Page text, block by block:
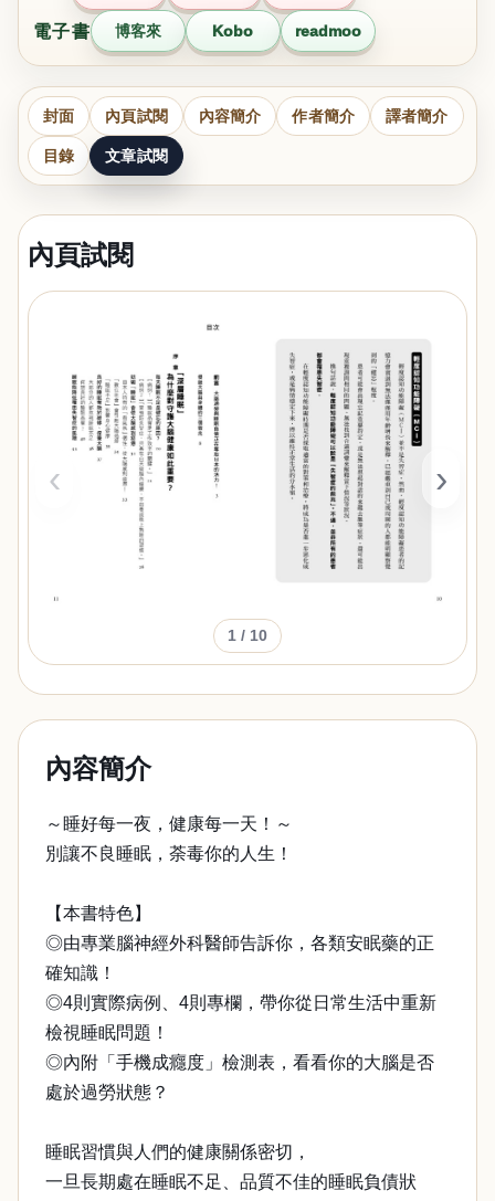
電子書 博客來 Kobo readmoo
封面 內頁試閱 內容簡介 作者簡介 譯者簡介
目錄 文章試閱
內頁試閱
‹ ›
1 / 10
內容簡介
～睡好每一夜，健康每一天！～
別讓不良睡眠，荼毒你的人生！
【本書特色】
◎由專業腦神經外科醫師告訴你，各類安眠藥的正
確知識！
◎4則實際病例、4則專欄，帶你從日常生活中重新
檢視睡眠問題！
◎內附「手機成癮度」檢測表，看看你的大腦是否
處於過勞狀態？
睡眠習慣與人們的健康關係密切，
一旦長期處在睡眠不足、品質不佳的睡眠負債狀